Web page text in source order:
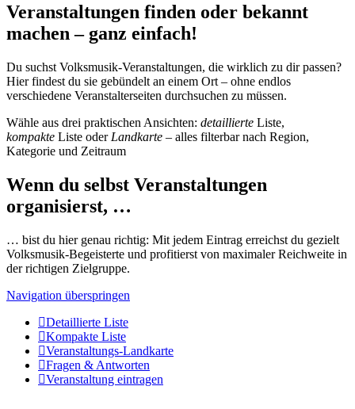
Veranstaltungen finden oder bekannt
machen – ganz einfach!
Du suchst Volksmusik-Veranstaltungen, die wirklich zu dir passen?
Hier findest du sie gebündelt an einem Ort – ohne endlos
verschiedene Veranstalterseiten durchsuchen zu müssen.
Wähle aus drei praktischen Ansichten: detaillierte Liste,
kompakte Liste oder Landkarte – alles filterbar nach Region,
Kategorie und Zeitraum
Wenn du selbst Veranstaltungen
organisierst, …
… bist du hier genau richtig: Mit jedem Eintrag erreichst du gezielt
Volksmusik-Begeisterte und profitierst von maximaler Reichweite in
der richtigen Zielgruppe.
Navigation überspringen
Detaillierte Liste
Kompakte Liste
Veranstaltungs-Landkarte
Fragen & Antworten
Veranstaltung eintragen